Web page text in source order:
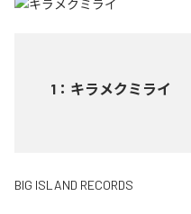
1 ： キラメクミライ
BIG ISLAND RECORDS